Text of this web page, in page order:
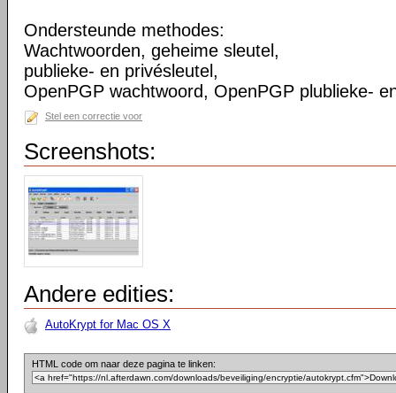
Ondersteunde methodes:
Wachtwoorden, geheime sleutel,
publieke- en privésleutel,
OpenPGP wachtwoord, OpenPGP plublieke-
Stel een correctie voor
Screenshots:
Andere edities:
AutoKrypt for Mac OS X
HTML code om naar deze pagina te linken: